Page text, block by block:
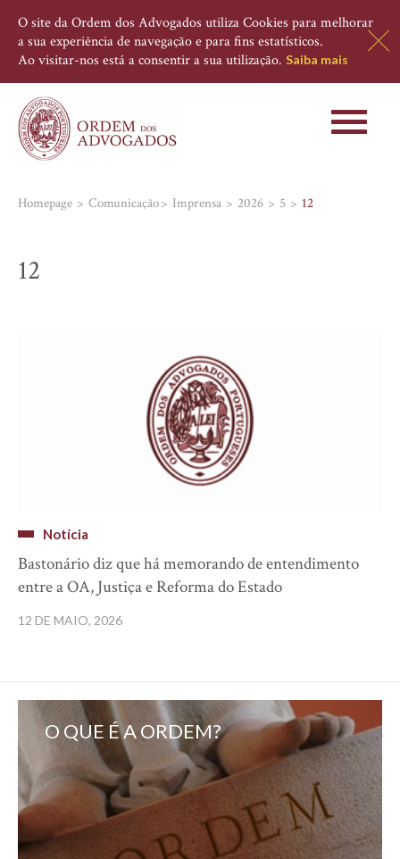
O site da Ordem dos Advogados utiliza Cookies para melhorar
a sua experiência de navegação e para fins estatísticos.
Ao visitar-nos está a consentir a sua utilização. Saiba mais
Toggle
Homepage Comunicação Imprensa 2026 5 12
12
Notícia
Bastonário diz que há memorando de entendimento
entre a OA, Justiça e Reforma do Estado
12 DE MAIO, 2026
O QUE É A ORDEM?